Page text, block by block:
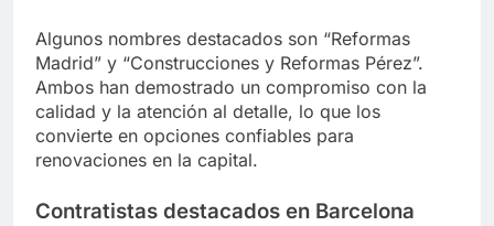
Algunos nombres destacados son “Reformas
Madrid” y “Construcciones y Reformas Pérez”.
Ambos han demostrado un compromiso con la
calidad y la atención al detalle, lo que los
convierte en opciones confiables para
renovaciones en la capital.
Contratistas destacados en Barcelona